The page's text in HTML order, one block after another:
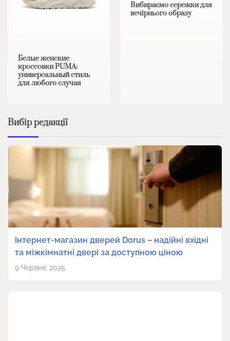
Белые женские
кроссовки PUMA:
универсальный стиль
для любого случая
Вибираємо сережки для
вечірнього образу
Вибір редакції
Інтернет-магазин дверей Dorus – надійні вхідні
та міжкімнатні двері за доступною ціною
9 Червня, 2025